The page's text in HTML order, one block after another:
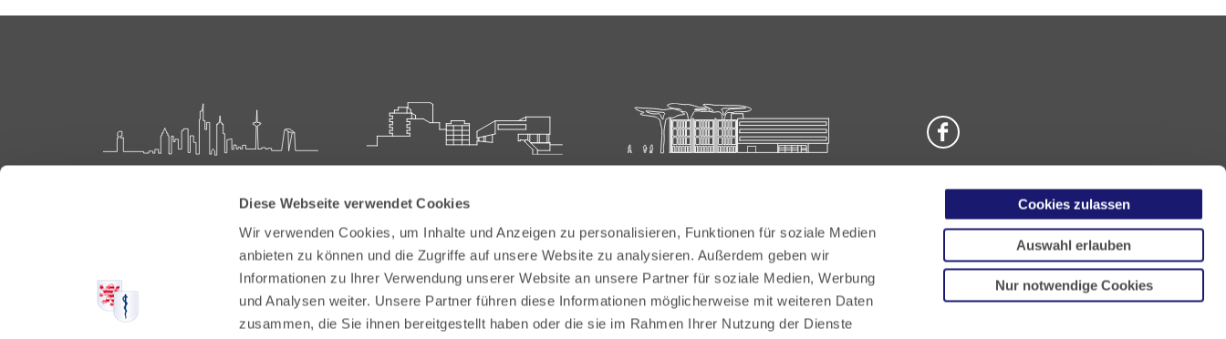
Diese Webseite verwendet Cookies
Wir verwenden Cookies, um Inhalte und Anzeigen zu personalisieren, Funktionen für soziale Medien
anbieten zu können und die Zugriffe auf unsere Website zu analysieren. Außerdem geben wir
Informationen zu Ihrer Verwendung unserer Website an unsere Partner für soziale Medien, Werbung
und Analysen weiter. Unsere Partner führen diese Informationen möglicherweise mit weiteren Daten
zusammen, die Sie ihnen bereitgestellt haben oder die sie im Rahmen Ihrer Nutzung der Dienste
Cookies zulassen
Auswahl erlauben
Nur notwendige Cookies
Postfach 60 05 66
60335 Frankfurt
Carl-Oelemann-Weg 5
Tel:+49 6032 782-200
Fax: +49 6032 782-220
Carl-Oelemann-Weg 5
Tel: +49 6032 782-100
Fax: +49 6032 782-180